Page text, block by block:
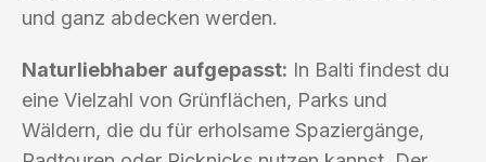
und ganz abdecken werden.
Naturliebhaber aufgepasst: In Balti findest du
eine Vielzahl von Grünflächen, Parks und
Wäldern, die du für erholsame Spaziergänge,